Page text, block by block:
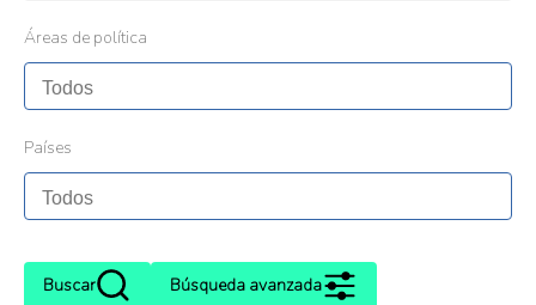
Áreas de política
Países
Buscar Búsqueda avanzada